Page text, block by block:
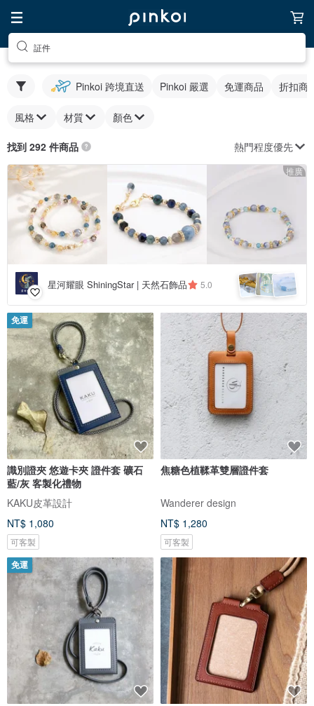
証件
Pinkoi 跨境直送 Pinkoi 嚴選 免運商品 折扣商
風格 材質 顏色
找到 292 件商品 熱門程度優先
推廣
星河耀眼 ShiningStar | 天然石飾品 5.0
免運
識別證夾 悠遊卡夾 證件套 礦石
藍/灰 客製化禮物
KAKU皮革設計
NT$ 1,080
可客製
焦糖色植鞣革雙層證件套
Wanderer design
NT$ 1,280
可客製
免運